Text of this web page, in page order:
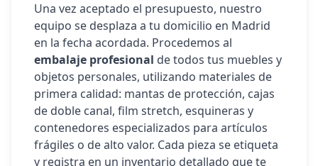
Una vez aceptado el presupuesto, nuestro
equipo se desplaza a tu domicilio en Madrid
en la fecha acordada. Procedemos al
embalaje profesional de todos tus muebles y
objetos personales, utilizando materiales de
primera calidad: mantas de protección, cajas
de doble canal, film stretch, esquineras y
contenedores especializados para artículos
frágiles o de alto valor. Cada pieza se etiqueta
y registra en un inventario detallado que te